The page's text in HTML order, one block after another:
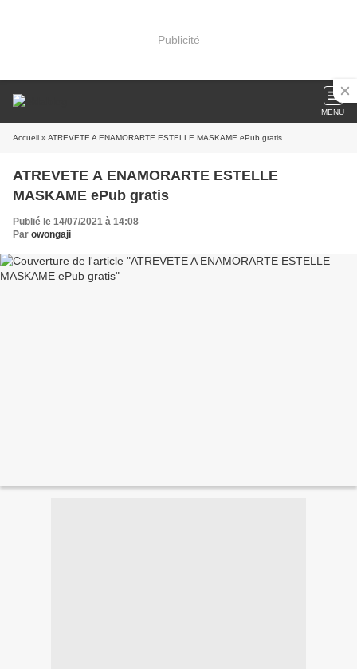
Publicité
MENU
Accueil » ATREVETE A ENAMORARTE ESTELLE MASKAME ePub gratis
ATREVETE A ENAMORARTE ESTELLE
MASKAME ePub gratis
Publié le 14/07/2021 à 14:08
Par owongaji